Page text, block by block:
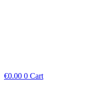
€0.00 0 Cart